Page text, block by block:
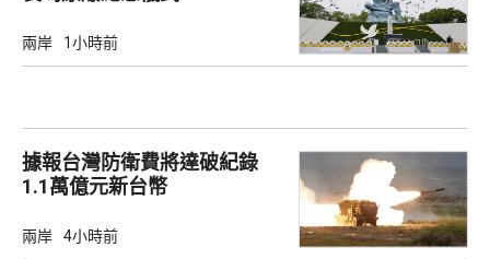
兩岸 1小時前
據報台灣防衛費將達破紀錄
1.1萬億元新台幣
兩岸 4小時前